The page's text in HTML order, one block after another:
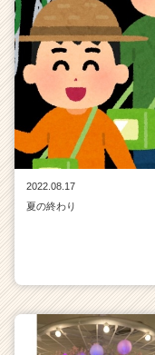
2022.08.17
夏の終わり